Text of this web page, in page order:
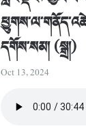
དགོས་སམ། (སྒྲ།)
Oct 13, 2024